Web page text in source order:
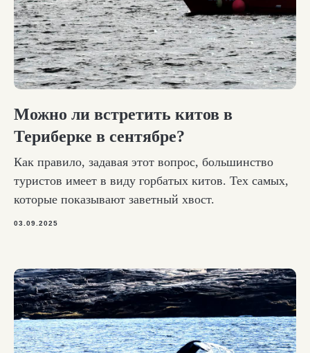
Можно ли встретить китов в
Териберке в сентябре?
Как правило, задавая этот вопрос, большинство
туристов имеет в виду горбатых китов. Тех самых,
которые показывают заветный хвост.
03.09.2025